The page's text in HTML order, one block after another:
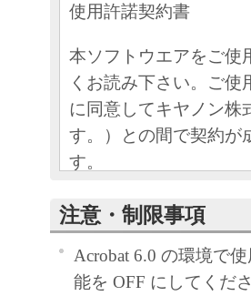
使用許諾契約書
本ソフトウエアをご使
くお読み下さい。ご
に同意してキヤノン株
す。）との間で契約が
す。
本ソフトウエアお
容によりキヤノン
します。
キヤノンは、本ソ
注意・制限事項
Acrobat 6.0 の環境で
能を OFF にしてくだ